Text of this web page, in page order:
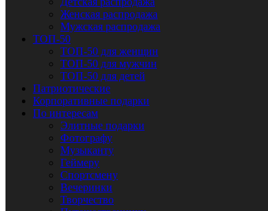
Женская распродажа
Мужская распродажа
ТОП-50
ТОП-50 для женщин
ТОП-50 для мужчин
ТОП-50 для детей
Патриотические
Корпоративные подарки
По интересам
Элитные подарки
Фотографу
Музыканту
Геймеру
Спортсмену
Вечеринки
Творчество